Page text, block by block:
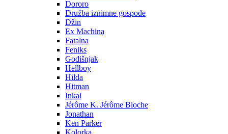
Dororo
Družba iznimne gospode
Džin
Ex Machina
Fatalna
Feniks
Godišnjak
Hellboy
Hilda
Hitman
Inkal
Jérôme K. Jérôme Bloche
Jonathan
Ken Parker
Kolorka